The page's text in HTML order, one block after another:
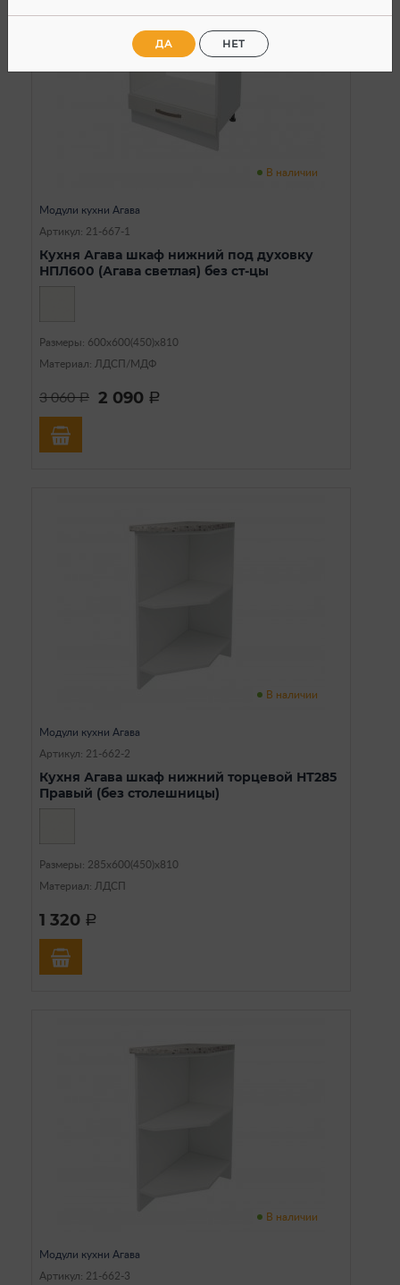
В наличии
Модули кухни Агава
Артикул: 21-667-1
Кухня Агава шкаф нижний под духовку
НПЛ600 (Агава светлая) без ст-цы
Размеры: 600х600(450)х810
Материал: ЛДСП/МДФ
3 060a 2 090 a
В наличии
Модули кухни Агава
Артикул: 21-662-2
Кухня Агава шкаф нижний торцевой НТ285
Правый (без столешницы)
Размеры: 285х600(450)х810
Материал: ЛДСП
1 320 a
В наличии
Модули кухни Агава
Артикул: 21-662-3
ДА НЕТ